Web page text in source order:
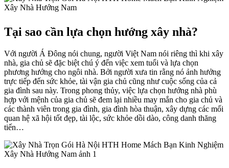
Tại sao cần lựa chọn hướng xây nhà?
Với người Á Đông nói chung, người Việt Nam nói riêng thì khi xây
nhà, gia chủ sẽ đặc biệt chú ý đến việc xem tuổi và lựa chọn
phương hướng cho ngôi nhà. Bởi người xưa tin rằng nó ảnh hưởng
trực tiếp đến sức khỏe, tài vận gia chủ cũng như cuộc sống của cả
gia đình sau này. Trong phong thủy, việc lựa chọn hướng nhà phù
hợp với mệnh của gia chủ sẽ đem lại nhiều may mắn cho gia chủ và
các thành viên trong gia đình, gia đình hòa thuận, xây dựng các mối
quan hệ xã hội tốt đẹp, tài lộc, sức khỏe dồi dào, công danh thăng
tiến…